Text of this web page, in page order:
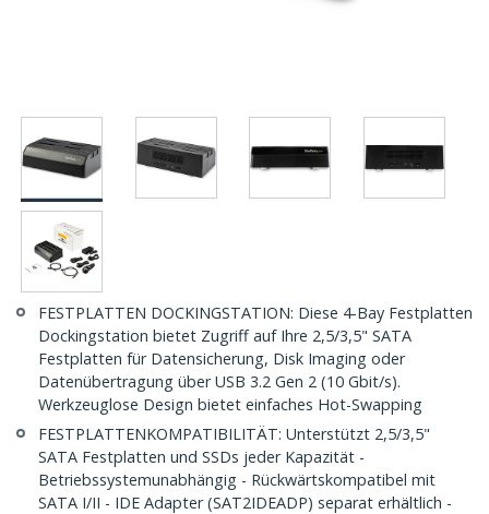
FESTPLATTEN DOCKINGSTATION: Diese 4-Bay Festplatten
Dockingstation bietet Zugriff auf Ihre 2,5/3,5" SATA
Festplatten für Datensicherung, Disk Imaging oder
Datenübertragung über USB 3.2 Gen 2 (10 Gbit/s).
Werkzeuglose Design bietet einfaches Hot-Swapping
FESTPLATTENKOMPATIBILITÄT: Unterstützt 2,5/3,5"
SATA Festplatten und SSDs jeder Kapazität -
Betriebssystemunabhängig - Rückwärtskompatibel mit
SATA I/II - IDE Adapter (SAT2IDEADP) separat erhältlich -